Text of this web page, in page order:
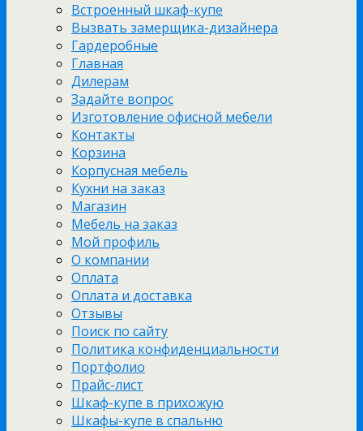
Встроенный шкаф-купе
Вызвать замерщика-дизайнера
Гардеробные
Главная
Дилерам
Задайте вопрос
Изготовление офисной мебели
Контакты
Корзина
Корпусная мебель
Кухни на заказ
Магазин
Мебель на заказ
Мой профиль
О компании
Оплата
Оплата и доставка
Отзывы
Поиск по сайту
Политика конфиденциальности
Портфолио
Прайс-лист
Шкаф-купе в прихожую
Шкафы-купе в спальню